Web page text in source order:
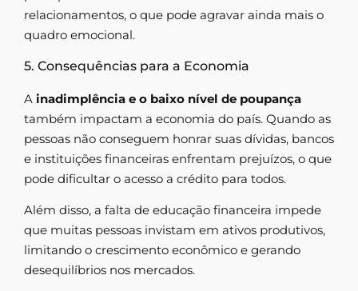
relacionamentos, o que pode agravar ainda mais o
quadro emocional.
5. Consequências para a Economia
A inadimplência e o baixo nível de poupança
também impactam a economia do país. Quando as
pessoas não conseguem honrar suas dívidas, bancos
e instituições financeiras enfrentam prejuízos, o que
pode dificultar o acesso a crédito para todos.
Além disso, a falta de educação financeira impede
que muitas pessoas invistam em ativos produtivos,
limitando o crescimento econômico e gerando
desequilíbrios nos mercados.